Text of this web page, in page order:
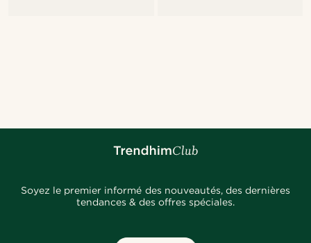
Soyez le premier informé des nouveautés, des dernières
tendances & des offres spéciales.